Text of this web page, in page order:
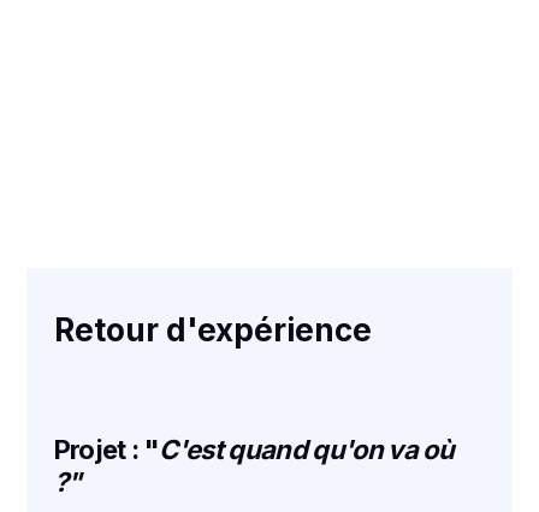
Retour d'expérience
Projet : "C'est quand qu'on va où
?"